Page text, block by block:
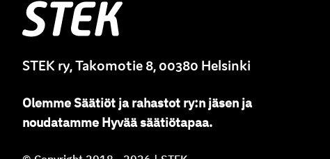
Stek
STEK ry, Takomotie 8, 00380 Helsinki
OlemmeSäätiöt ja rahastot ry:n jäsen ja
noudatamme Hyvää säätiötapaa.